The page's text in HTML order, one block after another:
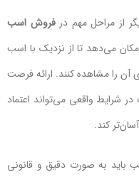
از مراحل مهم درفروش اسب
می‌دهد تا از نزدیک با اسب
را مشاهده کنند. ارائه فرصت
شرایط واقعی می‌تواند اعتماد
کند.
باید به صورت دقیق و قانونی